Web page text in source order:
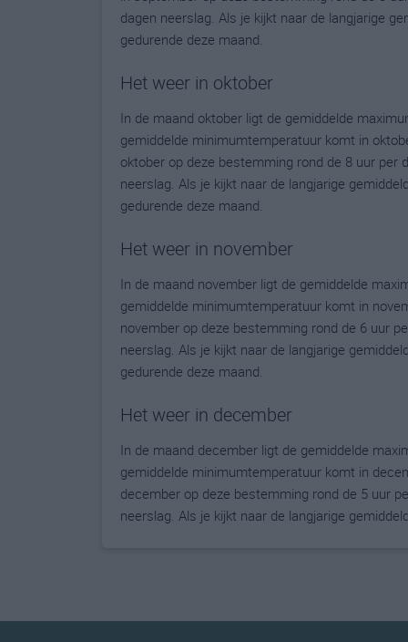
dagen neerslag. Als je kijkt naar de langjarige
gedurende deze maand.
Het weer in oktober
In de maand oktober ligt de gemiddelde
gemiddelde minimumtemperatuur komt in
oktober op deze bestemming rond de 8 uur per
neerslag. Als je kijkt naar de langjarige
gedurende deze maand.
Het weer in november
In de maand november ligt de gemiddelde
gemiddelde minimumtemperatuur komt in
november op deze bestemming rond de 6 uur
neerslag. Als je kijkt naar de langjarige
gedurende deze maand.
Het weer in december
In de maand december ligt de gemiddelde
gemiddelde minimumtemperatuur komt in
december op deze bestemming rond de 5 uur
neerslag. Als je kijkt naar de langjarige